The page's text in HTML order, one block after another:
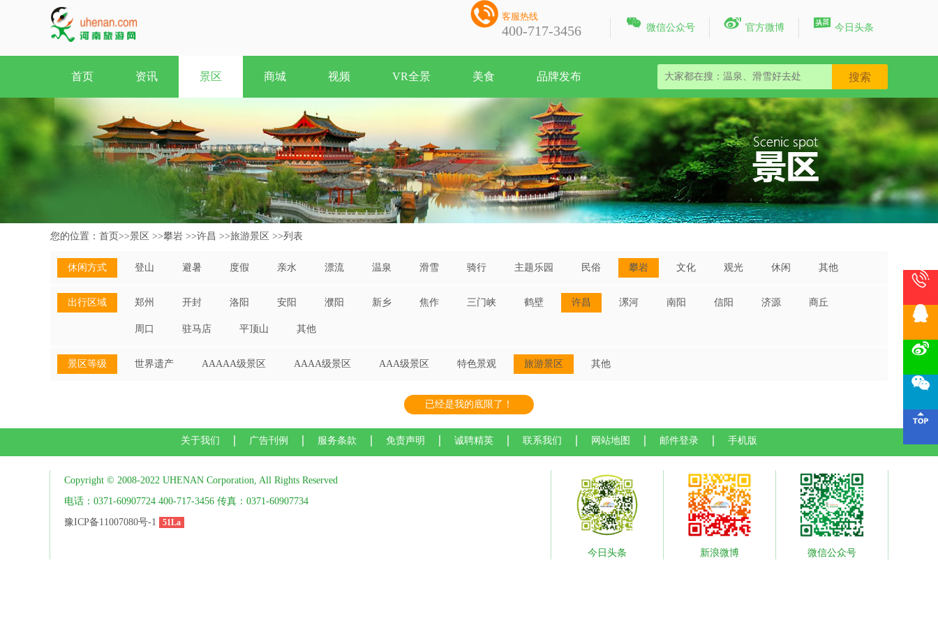
 微信公众号  官方微博  今日头条
 客服热线
400-717-3456
首页 资讯 景区 商城 视频 VR全景 美食 品牌发布
您的位置： 首页>>景区 >>攀岩 >>许昌 >>旅游景区 >>列表
休闲方式 登山 避暑 度假 亲水 漂流 温泉 滑雪 骑行 主题乐园 民俗 攀岩 文化 观光 休闲 其他
出行区域 郑州 开封 洛阳 安阳 濮阳 新乡 焦作 三门峡 鹤壁 许昌 漯河 南阳 信阳 济源 商丘
周口 驻马店 平顶山 其他
景区等级 世界遗产 AAAAA级景区 AAAA级景区 AAA级景区 特色景观 旅游景区 其他
已经是我的底限了！
关于我们 广告刊例 服务条款 免责声明 诚聘精英 联系我们 网站地图 邮件登录 手机版
Copyright © 2008-2022 UHENAN Corporation, All Rights Reserved
电话：0371-60907724 400-717-3456 传真：0371-60907734
豫ICP备11007080号-1
51La
微信公众号
新浪微博
今日头条




